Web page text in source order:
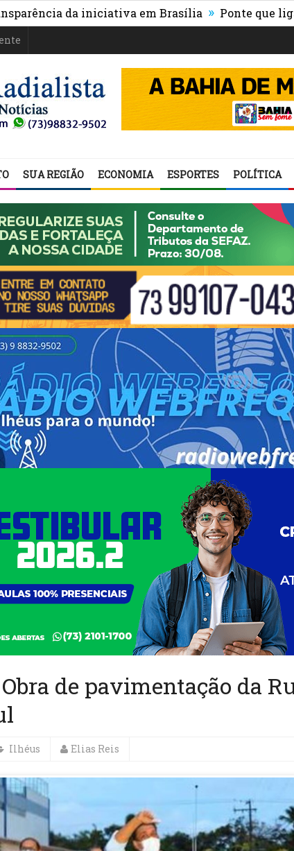
da iniciativa em Brasília » Ponte que ligará o
SUA REGIÃO ECONOMIA ESPORTES POLÍTICA
de pavimentação da
Ilhéus Elias Reis